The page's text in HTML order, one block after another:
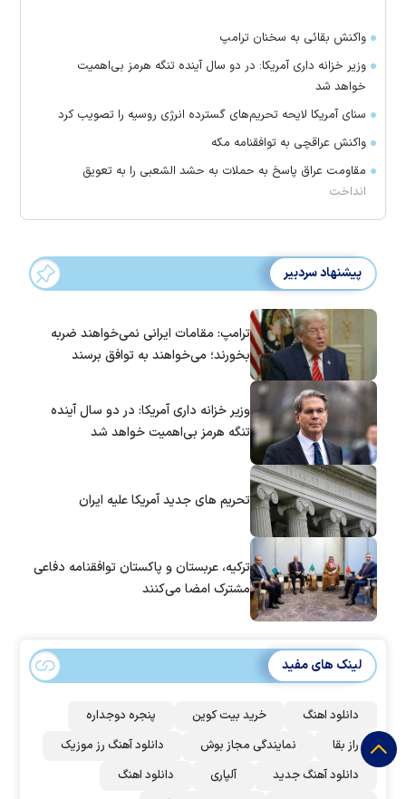
واکنش بقائی به سخنان ترامپ
وزیر خزانه داری آمریکا: در دو سال آینده تنگه هرمز بی‌اهمیت
خواهد شد
سنای آمریکا لایحه تحریم‌های گسترده انرژی روسیه را تصویب کرد
واکنش عراقچی به توافقنامه مکه
مقاومت عراق پاسخ به حملات به حشد الشعبی را به تعویق
انداخت
پیشنهاد سردبیر
ترامپ: مقامات ایرانی نمی‌خواهند ضربه
بخورند؛ می‌خواهند به توافق برسند
وزیر خزانه داری آمریکا: در دو سال آینده
تنگه هرمز بی‌اهمیت خواهد شد
تحریم های جدید آمریکا علیه ایران
ترکیه، عربستان و پاکستان توافقنامه دفاعی
مشترک امضا می‌کنند
لینک های مفید
دانلود اهنگ خرید بیت کوین
پنجره دوجداره
راز بقا
نمایندگی مجاز بوش
دانلود آهنگ رز‌ موزیک
دانلود آهنگ جدید
آلپاری
دانلود اهنگ